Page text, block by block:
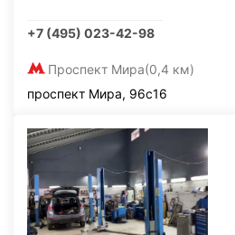
+7 (495) 023-42-98
Проспект Мира(0,4 км)
проспект Мира, 96с16